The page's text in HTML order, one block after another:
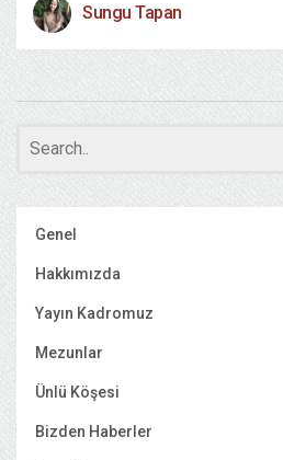
Sungu Tapan
Genel
Hakkımızda
Yayın Kadromuz
Mezunlar
Ünlü Köşesi
Bizden Haberler